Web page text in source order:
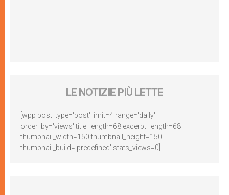
LE NOTIZIE PIÙ LETTE
[wpp post_type='post' limit=4 range='daily'
order_by='views' title_length=68 excerpt_length=68
thumbnail_width=150 thumbnail_height=150
thumbnail_build='predefined' stats_views=0]